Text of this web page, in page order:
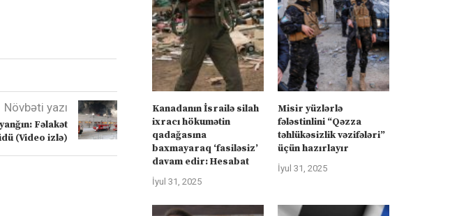
Növbəti yazı
Fəlakət
(Video izlə)
Kanadanın İsrailə silah
ixracı hökumətin
qadağasına
baxmayaraq ‘fasiləsiz’
davam edir: Hesabat
İyul 31, 2025
Misir yüzlərlə
fələstinlini “Qəzza
təhlükəsizlik vəzifələri”
üçün hazırlayır
İyul 31, 2025